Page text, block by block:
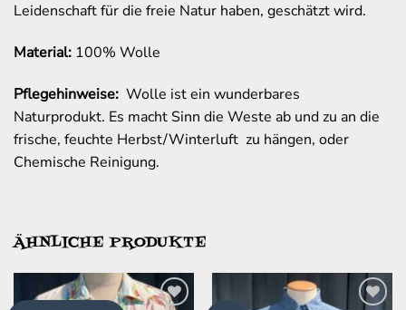
Leidenschaft für die freie Natur haben, geschätzt wird.
Material: 100% Wolle
Pflegehinweise: Wolle ist ein wunderbares
Naturprodukt. Es macht Sinn die Weste ab und zu an die
frische, feuchte Herbst/Winterluft zu hängen, oder
Chemische Reinigung.
ÄHNLICHE PRODUKTE